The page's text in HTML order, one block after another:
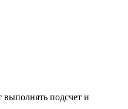
выполнять подсчет и